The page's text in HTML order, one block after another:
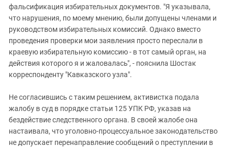
фальсификация избирательных документов. "Я указывала,
что нарушения, по моему мнению, были допущены членами и
руководством избирательных комиссий. Однако вместо
проведения проверки мои заявления просто переслали в
краевую избирательную комиссию - в тот самый орган, на
действия которого я и жаловалась", - пояснила Шостак
корреспонденту "Кавказского узла".
Не согласившись с таким решением, активистка подала
жалобу в суд в порядке статьи 125 УПК РФ, указав на
бездействие следственного органа. В своей жалобе она
настаивала, что уголовно-процессуальное законодательство
не допускает перенаправление сообщений о преступлении в